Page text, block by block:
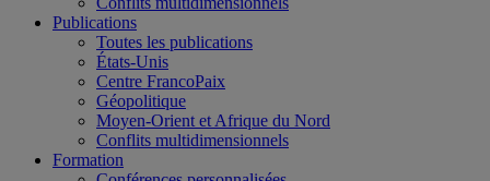
Publications
Toutes les publications
États-Unis
Centre FrancoPaix
Géopolitique
Moyen-Orient et Afrique du Nord
Conflits multidimensionnels
Formation